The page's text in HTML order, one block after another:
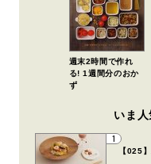
週末2時間で作れ
る! 1週間分のおか
ず
いま
1
【025